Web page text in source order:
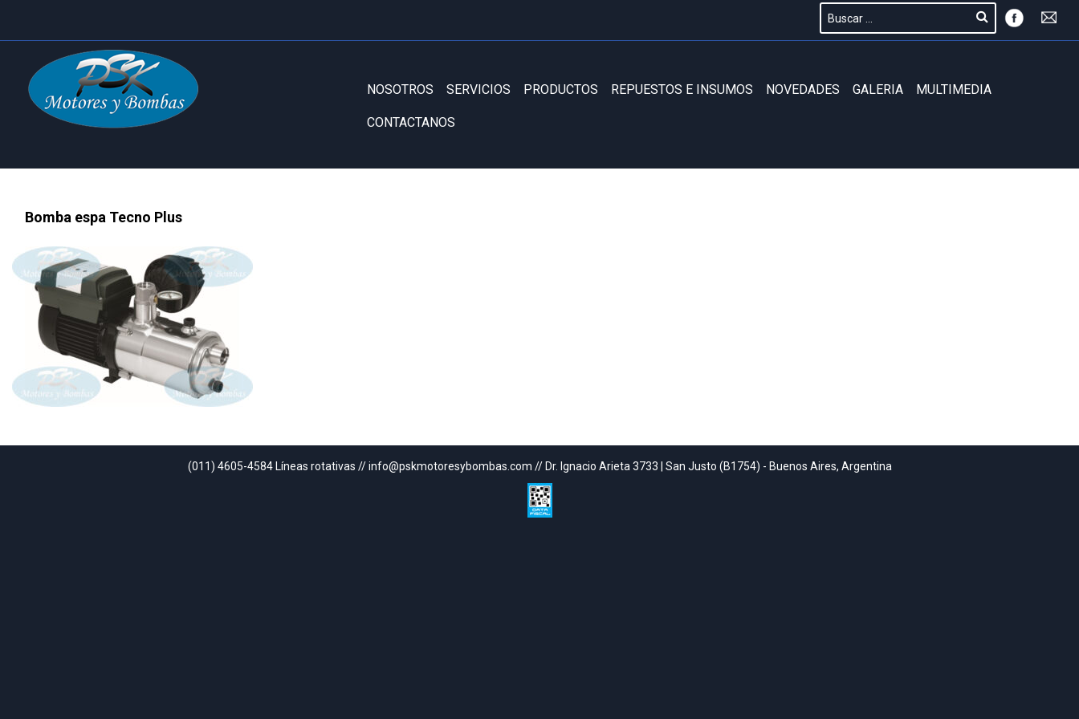
NOSOTROS SERVICIOS PRODUCTOS REPUESTOS E INSUMOS NOVEDADES GALERIA MULTIMEDIA
CONTACTANOS
Bomba espa Tecno Plus
(011) 4605-4584 Líneas rotativas // info@pskmotoresybombas.com // Dr. Ignacio Arieta 3733 | San Justo (B1754) - Buenos Aires, Argentina